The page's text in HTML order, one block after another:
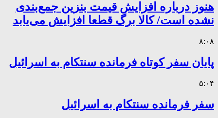
هنوز درباره افزایش قیمت بنزین جمع‌بندی
نشده است/ کالا برگ قطعا افزایش می‌یابد
۸:۰۸
پایان سفر کوتاه فرمانده سنتکام به اسرائیل
۵:۰۴
سفر فرمانده سنتکام به اسرائیل